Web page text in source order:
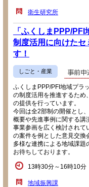
衛生研究所
「ふくしまPPP/
制度活用に向けたセ
す！
しごと・産業
ふくしまPPP/PFI地域プラ
の制度活用を推進するため
の提供を行っています。
今回は全2部制の開催とし
概要や先進事例に関する講
事業参画を広く検討されて
の案件を例とした意見交換
多様な連携による地域課題
お待ちしております。
13時30分～16時10分
地域振興課